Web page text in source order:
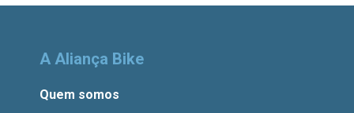
A Aliança Bike
Quem somos